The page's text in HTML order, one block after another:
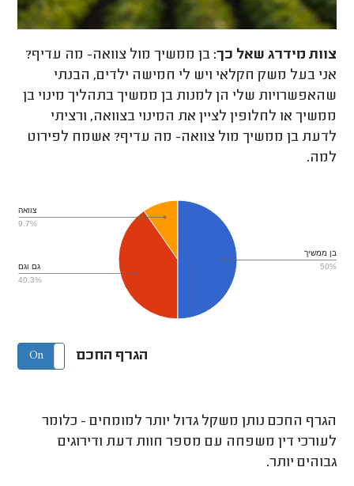
צוות מידרג שאל כך: בן ממשיך מול צוואה- מה עדיף?
אני בעל משק חקלאי ויש לי חמישה ילדים, הבנתי
שהאפשרויות שלי הן למנות בן ממשיך בתהליך מינוי בן
ממשיך או לחלופין לציין את המינוי בצוואה, ורציתי
לדעת בן ממשיך מול צוואה- מה עדיף? אשמח לפירוט
למה.
בן ממשיך
50%
גם וגם
40.3%
צוואה
9.7%
הגרף החכם On Off
הגרף החכם נותן משקל גדול יותר למומחים - כלומר
לעורכי דין משפחה עם מספר חוות דעת ודירוגים
גבוהים יותר.